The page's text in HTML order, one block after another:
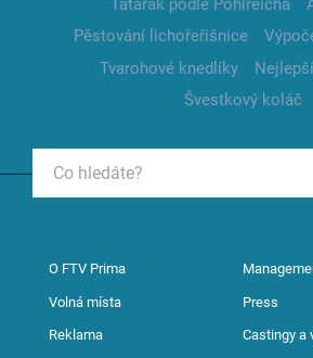
Tatarák podle Pohlreicha
Pěstování lichořeřišnice
Tvarohové knedlíky
Švestkový koláč
O FTV Prima
Volná místa Press
Reklama Castingy a